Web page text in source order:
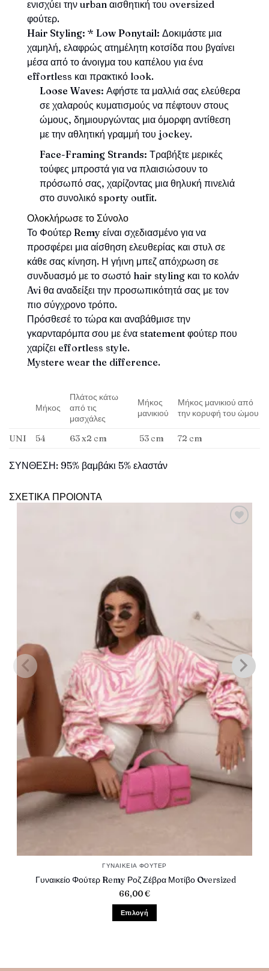
ενισχύει την urban αισθητική του oversized
φούτερ.
Hair Styling: * Low Ponytail: Δοκιμάστε μια
χαμηλή, ελαφρώς ατημέλητη κοτσίδα που βγαίνει
μέσα από το άνοιγμα του καπέλου για ένα
effortless και πρακτικό look.
Loose Waves: Αφήστε τα μαλλιά σας ελεύθερα
σε χαλαρούς κυματισμούς να πέφτουν στους
ώμους, δημιουργώντας μια όμορφη αντίθεση
με την αθλητική γραμμή του jockey.
Face-Framing Strands: Τραβήξτε μερικές
τούφες μπροστά για να πλαισιώσουν το
πρόσωπό σας, χαρίζοντας μια θηλυκή πινελιά
στο συνολικό sporty outfit.
Ολοκλήρωσε το Σύνολο
Το Φούτερ Remy είναι σχεδιασμένο για να
προσφέρει μια αίσθηση ελευθερίας και στυλ σε
κάθε σας κίνηση. Η γήινη μπεζ απόχρωση σε
συνδυασμό με το σωστό hair styling και το κολάν
Avi θα αναδείξει την προσωπικότητά σας με τον
πιο σύγχρονο τρόπο.
Πρόσθεσέ το τώρα και αναβάθμισε την
γκαρνταρόμπα σου με ένα statement φούτερ που
χαρίζει effortless style.
Mystere wear the difference.
Μήκος
Πλάτος κάτω
από τις
μασχάλες
Μήκος
μανικιού
Μήκος μανικιού από
την κορυφή του ώμου
UNI 54 63 x2 cm 53 cm 72 cm
ΣΥΝΘΕΣΗ: 95% βαμβάκι 5% ελαστάν
ΣΧΕΤΙΚΑ ΠΡΟΙΟΝΤΑ
ΓΥΝΑΙΚΕΊΑ ΦΟΎΤΕΡ
Γυναικείο Φούτερ Remy Ροζ Ζέβρα Μοτίβο Oversized
66,00€
Επιλογή